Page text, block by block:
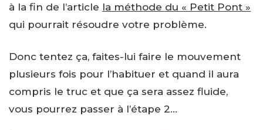
à la fin de l’article la méthode du « Petit Pont »
qui pourrait résoudre votre problème.
Donc tentez ça, faites-lui faire le mouvement
plusieurs fois pour l’habituer et quand il aura
compris le truc et que ça sera assez fluide,
vous pourrez passer à l’étape 2…